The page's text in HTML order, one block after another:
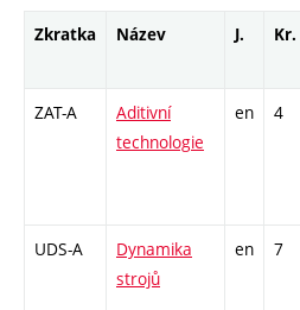
Zkratka Název J. Kr.
ZAT-A
Aditivní
technologie
en 4
UDS-A
Dynamika
strojů
en 7